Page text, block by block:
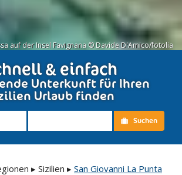
auf der Insel Favignana © Davide D'Amico/fotolia
& einfach
Unterkunft für Ihren
Urlaub finden
Suchen
▸ Sizilien ▸ San Giovanni La Punta